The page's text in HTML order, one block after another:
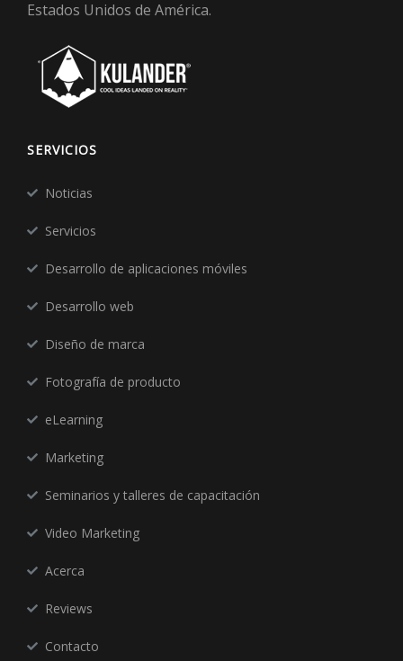
Estados Unidos de América.
SERVICIOS
Noticias
Servicios
Desarrollo de aplicaciones móviles
Desarrollo web
Diseño de marca
Fotografía de producto
eLearning
Marketing
Seminarios y talleres de capacitación
Video Marketing
Acerca
Reviews
Contacto